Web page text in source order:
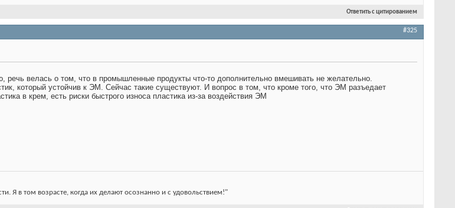
Ответить с цитированием
#325
речь велась о том, что в промышленные продукты что-то дополнительно вмешивать не желательно.
который устойчив к ЭМ. Сейчас такие существуют. И вопрос в том, что кроме того, что ЭМ разъедает
в крем, есть риски быстрого износа пластика из-за воздействия ЭМ
Я в том возрасте, когда их делают осознанно и с удовольствием!"